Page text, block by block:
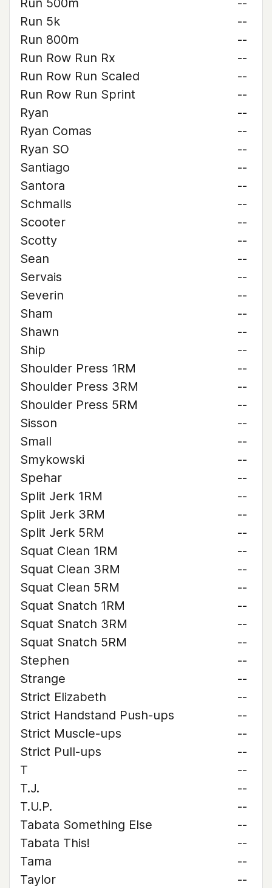
Run 500m
--
Run 5k
--
Run 800m
--
Run Row Run Rx
--
Run Row Run Scaled
--
Run Row Run Sprint
--
Ryan
--
Ryan Comas
--
Ryan SO
--
Santiago
--
Santora
--
Schmalls
--
Scooter
--
Scotty
--
Sean
--
Servais
--
Severin
--
Sham
--
Shawn
--
Ship
--
Shoulder Press 1RM
--
Shoulder Press 3RM
--
Shoulder Press 5RM
--
Sisson
--
Small
--
Smykowski
--
Spehar
--
Split Jerk 1RM
--
Split Jerk 3RM
--
Split Jerk 5RM
--
Squat Clean 1RM
--
Squat Clean 3RM
--
Squat Clean 5RM
--
Squat Snatch 1RM
--
Squat Snatch 3RM
--
Squat Snatch 5RM
--
Stephen
--
Strange
--
Strict Elizabeth
--
Strict Handstand Push-ups
--
Strict Muscle-ups
--
Strict Pull-ups
--
T
--
T.J.
--
T.U.P.
--
Tabata Something Else
--
Tabata This!
--
Tama
--
Taylor
--